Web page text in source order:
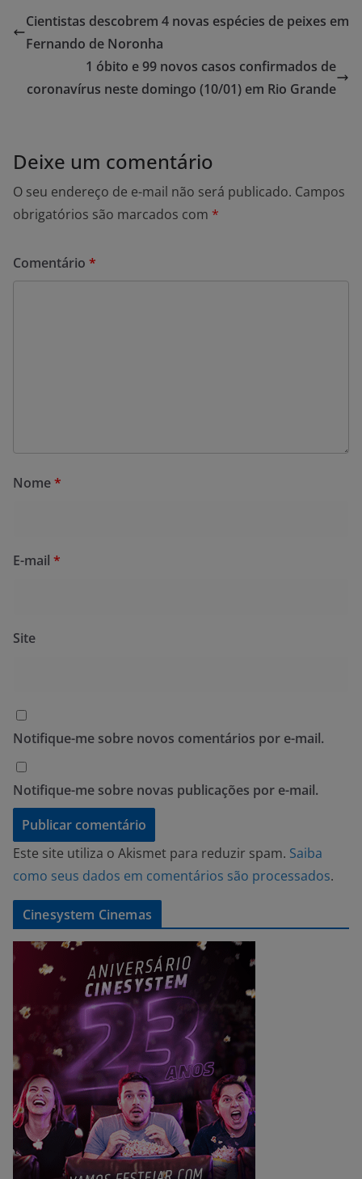
Cientistas descobrem 4 novas espécies de peixes em
Fernando de Noronha
1 óbito e 99 novos casos confirmados de
coronavírus neste domingo (10/01) em Rio Grande
Deixe um comentário
O seu endereço de e-mail não será publicado. Campos
obrigatórios são marcados com *
Comentário *
Nome*
E-mail *
Site
Notifique-me sobre novos comentários por e-mail.
Notifique-me sobre novas publicações por e-mail.
Este site utiliza o Akismet para reduzir spam. Saiba
como seus dados em comentários são processados.
Cinesystem Cinemas